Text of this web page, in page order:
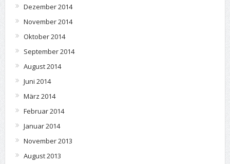
Dezember 2014
November 2014
Oktober 2014
September 2014
August 2014
Juni 2014
März 2014
Februar 2014
Januar 2014
November 2013
August 2013